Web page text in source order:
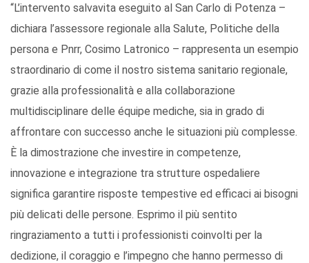
“L’intervento salvavita eseguito al San Carlo di Potenza –
dichiara l’assessore regionale alla Salute, Politiche della
persona e Pnrr, Cosimo Latronico – rappresenta un esempio
straordinario di come il nostro sistema sanitario regionale,
grazie alla professionalità e alla collaborazione
multidisciplinare delle équipe mediche, sia in grado di
affrontare con successo anche le situazioni più complesse.
È la dimostrazione che investire in competenze,
innovazione e integrazione tra strutture ospedaliere
significa garantire risposte tempestive ed efficaci ai bisogni
più delicati delle persone. Esprimo il più sentito
ringraziamento a tutti i professionisti coinvolti per la
dedizione, il coraggio e l’impegno che hanno permesso di